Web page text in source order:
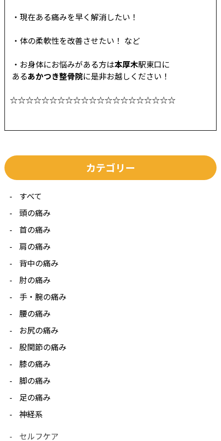
・現在ある痛みを早く解消したい！
・体の柔軟性を改善させたい！ など
・お身体にお悩みがある方は本厚木駅東口に
あるあかつき整骨院に是非お越しください！
☆☆☆☆☆☆☆☆☆☆☆☆☆☆☆☆☆☆☆☆☆
カテゴリー
すべて
頭の痛み
首の痛み
肩の痛み
背中の痛み
肘の痛み
手・腕の痛み
腰の痛み
お尻の痛み
股関節の痛み
膝の痛み
脚の痛み
足の痛み
神経系
セルフケア